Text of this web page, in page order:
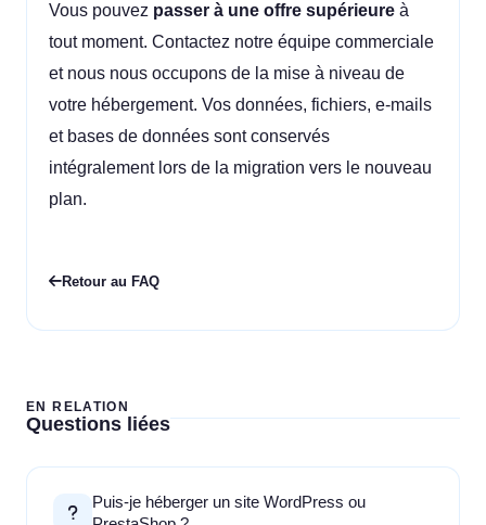
Vous pouvez passer à une offre supérieure à
tout moment. Contactez notre équipe commerciale
et nous nous occupons de la mise à niveau de
votre hébergement. Vos données, fichiers, e-mails
et bases de données sont conservés
intégralement lors de la migration vers le nouveau
plan.
Retour au FAQ
EN RELATION
Questions liées
Puis-je héberger un site WordPress ou